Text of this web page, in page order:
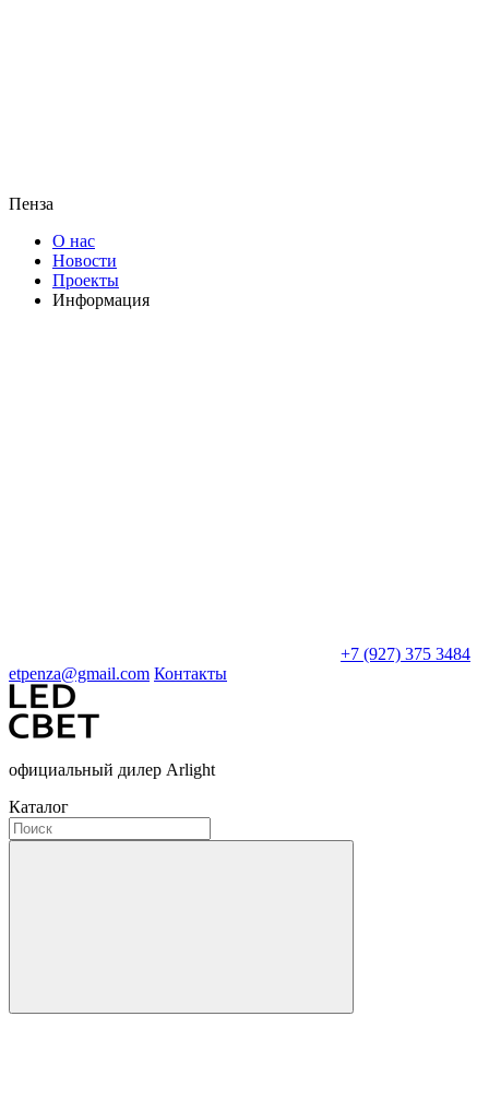
Пенза
О нас
Новости
Проекты
Информация
+7 (927) 375 3484
etpenza@gmail.com Контакты
официальный дилер Arlight
Каталог